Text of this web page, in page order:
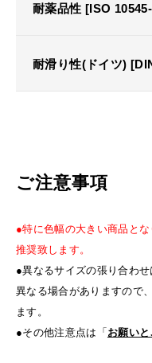
耐薬品性 [ISO
耐滑り性(ドイツ)
ご注意事項
●特に色幅の大きい商品と
推奨致します。
●異なるサイズの張り合わ
異なる場合がありますので
ます。
●その他注意点は「お願い